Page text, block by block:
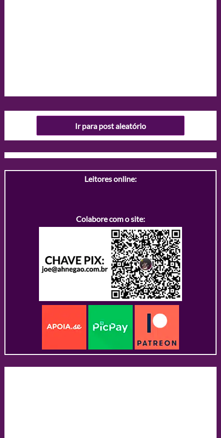
Ir para post aleatório
Leitores online:
Colabore com o site: